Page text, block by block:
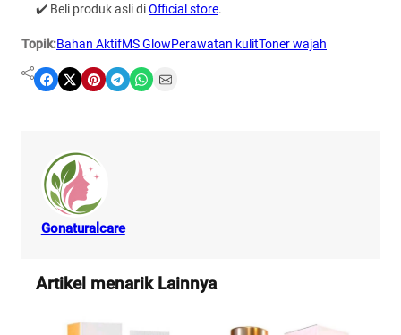
✔️ Beli produk asli diOfficial store.
Topik:Bahan AktifMS GlowPerawatan kulitToner wajah
Share on Facebook Share on X Share on Pinterest Share on Telegram Share on WhatsApp Share on Email
Gonaturalcare
Artikel menarik Lainnya